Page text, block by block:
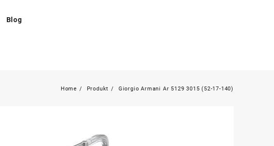
Blog
Home Produkt Giorgio Armani Ar 5129 3015 (52-17-140)